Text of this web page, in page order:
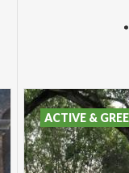
ACTIVE &